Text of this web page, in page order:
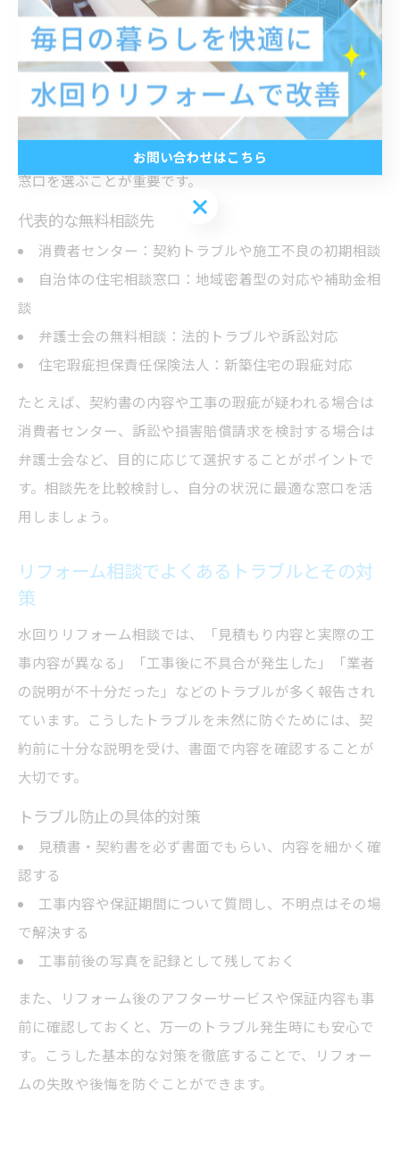
択
住宅トラブルの無料相談先には、消費者センターや自治
体の相談窓口、弁護士会の無料相談、住宅瑕疵担保責任
保険法人の窓口などがあります。それぞれサポート内容
や得意分野が異なるため、自身のトラブル内容に合った
窓口を選ぶことが重要です。
代表的な無料相談先
消費者センター：契約トラブルや施工不良の初期相談
自治体の住宅相談窓口：地域密着型の対応や補助金相
談
弁護士会の無料相談：法的トラブルや訴訟対応
住宅瑕疵担保責任保険法人：新築住宅の瑕疵対応
たとえば、契約書の内容や工事の瑕疵が疑われる場合は
消費者センター、訴訟や損害賠償請求を検討する場合は
弁護士会など、目的に応じて選択することがポイントで
す。相談先を比較検討し、自分の状況に最適な窓口を活
用しましょう。
リフォーム相談でよくあるトラブルとその対
策
水回りリフォーム相談では、「見積もり内容と実際の工
事内容が異なる」「工事後に不具合が発生した」「業者
の説明が不十分だった」などのトラブルが多く報告され
ています。こうしたトラブルを未然に防ぐためには、契
約前に十分な説明を受け、書面で内容を確認することが
大切です。
トラブル防止の具体的対策
見積書・契約書を必ず書面でもらい、内容を細かく確
認する
工事内容や保証期間について質問し、不明点はその場
で解決する
工事前後の写真を記録として残しておく
また、リフォーム後のアフターサービスや保証内容も事
前に確認しておくと、万一のトラブル発生時にも安心で
す。こうした基本的な対策を徹底することで、リフォー
ムの失敗や後悔を防ぐことができます。
お問い合わせはこちら
お問い合わせはこちら